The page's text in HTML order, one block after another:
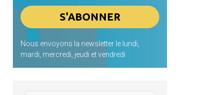
Nous envoyons la newsletter le lundi,
mardi, mercredi, jeudi et vendredi